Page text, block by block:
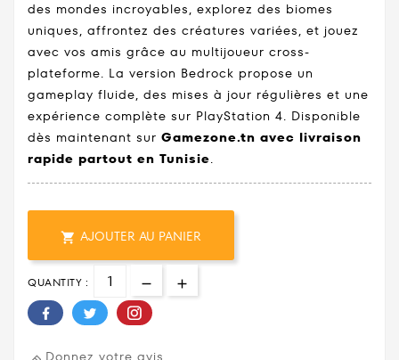
des mondes incroyables, explorez des biomes
uniques, affrontez des créatures variées, et jouez
avec vos amis grâce au multijoueur cross-
plateforme. La version Bedrock propose un
gameplay fluide, des mises à jour régulières et une
expérience complète sur PlayStation 4. Disponible
dès maintenant sur Gamezone.tn avec livraison
rapide partout en Tunisie.
 AJOUTER AU PANIER
QUANTITY :
Donnez votre avis